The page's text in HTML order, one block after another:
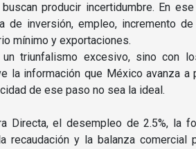
producir incertidumbre. En ese
inversión, empleo, incremento de
mínimo y exportaciones.
triunfalismo excesivo, sino con
la información que México avanza a
de ese paso no sea la ideal.
Directa, el desempleo de 2.5%, la
y la balanza comercial